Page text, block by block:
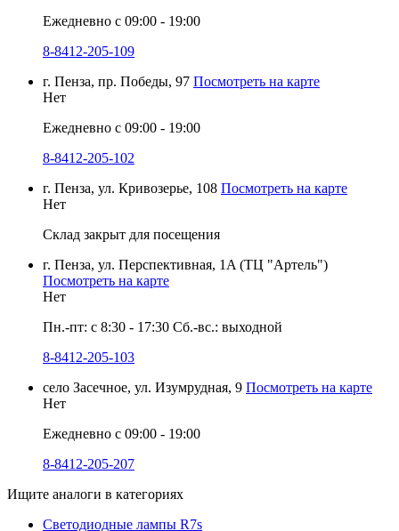
Ежедневно с 09:00 - 19:00
8-8412-205-109
г. Пенза, пр. Победы, 97 Посмотреть на карте
Нет
Ежедневно с 09:00 - 19:00
8-8412-205-102
г. Пенза, ул. Кривозерье, 108 Посмотреть на карте
Нет
Склад закрыт для посещения
г. Пенза, ул. Перспективная, 1A (ТЦ "Артель")
Посмотреть на карте
Нет
Пн.-пт: с 8:30 - 17:30 Сб.-вс.: выходной
8-8412-205-103
село Засечное, ул. Изумрудная, 9 Посмотреть на карте
Нет
Ежедневно с 09:00 - 19:00
8-8412-205-207
Ищите аналоги в категориях
Светодиодные лампы R7s